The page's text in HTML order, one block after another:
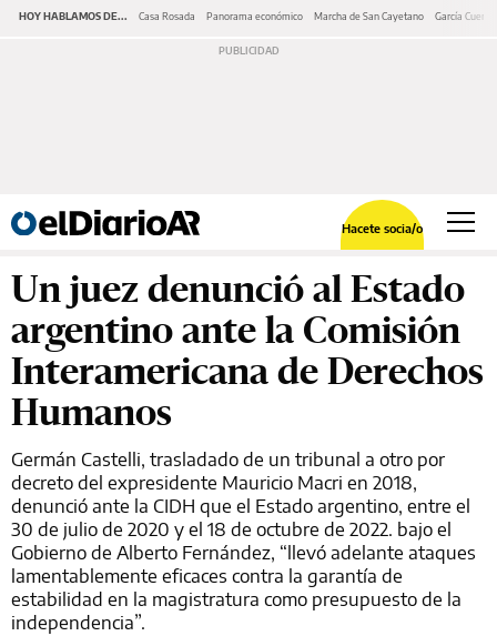
HOY HABLAMOS DE... Casa Rosada Panorama económico Marcha de San Cayetano García Cuerva
Hacete socia/o
Un juez denunció al Estado
argentino ante la Comisión
Interamericana de Derechos
Humanos
Germán Castelli, trasladado de un tribunal a otro por
decreto del expresidente Mauricio Macri en 2018,
denunció ante la CIDH que el Estado argentino, entre el
30 de julio de 2020 y el 18 de octubre de 2022. bajo el
Gobierno de Alberto Fernández, “llevó adelante ataques
lamentablemente eficaces contra la garantía de
estabilidad en la magistratura como presupuesto de la
independencia”.